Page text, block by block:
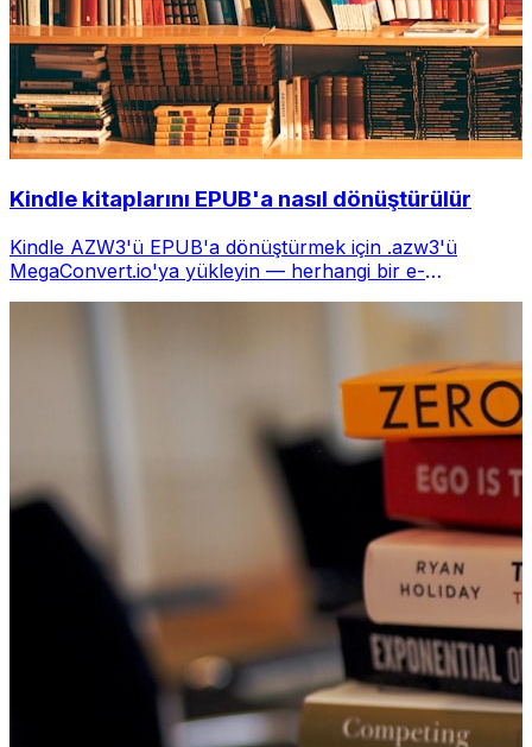
Kindle kitaplarını EPUB'a nasıl dönüştürülür
Kindle AZW3'ü EPUB'a dönüştürmek için .azw3'ü
MegaConvert.io'ya yükleyin — herhangi bir e-